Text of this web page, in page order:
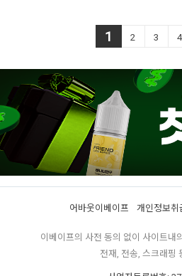
1 2 3 4
어바웃이베이프 개인정보취
이베이프의 사전 동의 없이 사이트내
전재, 전송, 스크래핑